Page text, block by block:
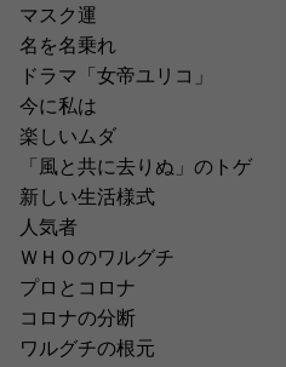
マスク運
名を名乗れ
ドラマ「女帝ユリコ」
今に私は
楽しいムダ
「風と共に去りぬ」のトゲ
新しい生活様式
人気者
ＷＨＯのワルグチ
プロとコロナ
コロナの分断
ワルグチの根元